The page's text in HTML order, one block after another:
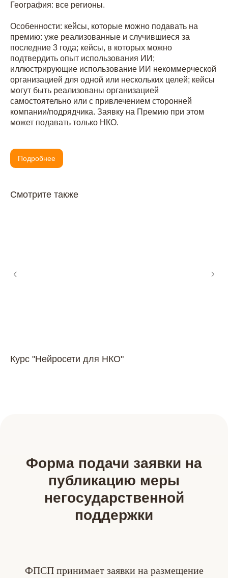
География: все регионы.
Особенности: кейсы, которые можно подавать на
премию: уже реализованные и случившиеся за
последние 3 года; кейсы, в которых можно
подтвердить опыт использования ИИ;
иллюстрирующие использование ИИ некоммерческой
организацией для одной или нескольких целей; кейсы
могут быть реализованы организацией
самостоятельно или с привлечением сторонней
компании/подрядчика. Заявку на Премию при этом
может подавать только НКО.
Подробнее
Смотрите также
Курс "Нейросети для НКО"
Форма подачи заявки на
публикацию меры
негосударственной
поддержки
ФПСП принимает заявки на размещение